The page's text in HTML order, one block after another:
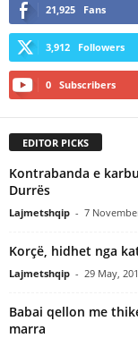
21,925 Fans
3,912 Followers
0 Subscribers
EDITOR PICKS
Kontrabanda e
Durrës
Lajmetshqip - 7
Korçë, hidhet nga
Lajmetshqip - 29 May,
Babai qellon me
marra